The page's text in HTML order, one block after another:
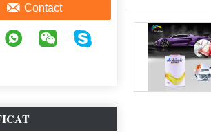
Contact